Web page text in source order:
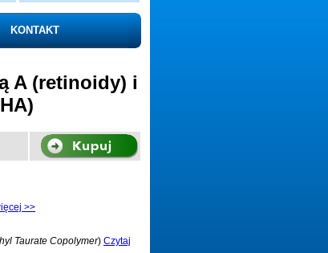
KONTAKT
A (retinoidy) i
>>
Taurate Copolymer) Czytaj